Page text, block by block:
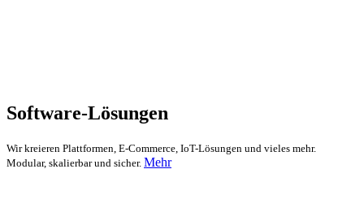
Software-Lösungen
Wir kreieren Plattformen, E-Commerce, IoT-Lösungen und vieles mehr.
Modular, skalierbar und sicher. Mehr